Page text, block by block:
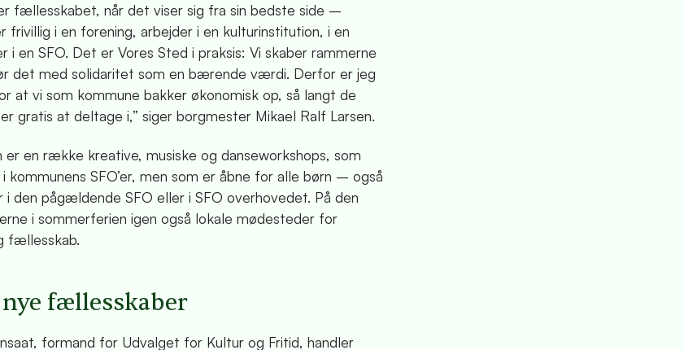
fællesskabet, når det viser sig fra sin bedste side –
frivillig i en forening, arbejder i en kulturinstitution, i en
i en SFO. Det er Vores Sted i praksis: Vi skaber rammerne
det med solidaritet som en bærende værdi. Derfor er jeg
at vi som kommune bakker økonomisk op, så langt de
gratis at deltage i,” siger borgmester Mikael Ralf Larsen.
er en række kreative, musiske og danseworkshops, som
kommunens SFO’er, men som er åbne for alle børn – også
i den pågældende SFO eller i SFO overhovedet. På den
i sommerferien igen også lokale mødesteder for
fællesskab.
fællesskaber
formand for Udvalget for Kultur og Fritid, handler